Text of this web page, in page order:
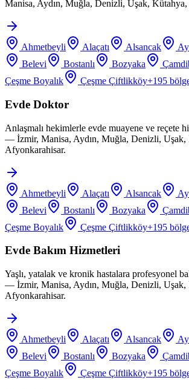
Manisa, Aydın, Muğla, Denizli, Uşak,
Ahmetbeyli Alaçatı Alsancak
Belevi
Bostanlı Bozyaka
Çeşme Boyalık
Çeşme Çiftlikköy+195
Evde Doktor
Anlaşmalı hekimlerle evde muayene ve reçete
— İzmir, Manisa, Aydın, Muğla, Denizli, Uşak,
Afyonkarahisar.
Ahmetbeyli Alaçatı Alsancak
Belevi
Bostanlı Bozyaka
Çeşme Boyalık
Çeşme Çiftlikköy+195
Evde Bakım Hizmetleri
Yaşlı, yatalak ve kronik hastalara profesyonel
— İzmir, Manisa, Aydın, Muğla, Denizli, Uşak,
Afyonkarahisar.
Ahmetbeyli Alaçatı Alsancak
Belevi
Bostanlı Bozyaka
Çeşme Boyalık
Çeşme Çiftlikköy+195